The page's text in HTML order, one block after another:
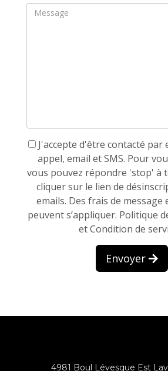
J'accepte d'être contacté par
appel, email et SMS. Pour
vous pouvez répondre 'stop' à
cliquer sur le lien de
emails. Des frais de message
peuvent s’appliquer. Politique
et Condition de
Envoyer
4981 Boul Lévesque Est